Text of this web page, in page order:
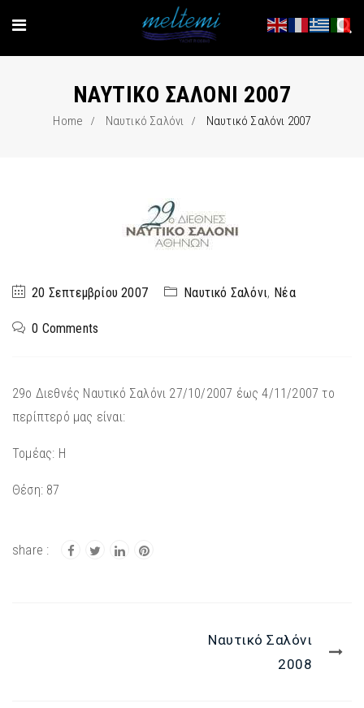
ΝΑΥΤΙΚΌ ΣΑΛΌΝΙ 2007
Home Ναυτικό Σαλόνι Ναυτικό Σαλόνι 2007
20 Σεπτεμβρίου 2007 Ναυτικό Σαλόνι, Νέα
0 Comments
29o Διεθνές Ναυτικό Σαλόνι 27/10/2007 έως 4/11/2007 το
περίπτερό μας είναι:
Τομέας: Η
Θέση: 87
Ναυτικό Σαλόνι
2008